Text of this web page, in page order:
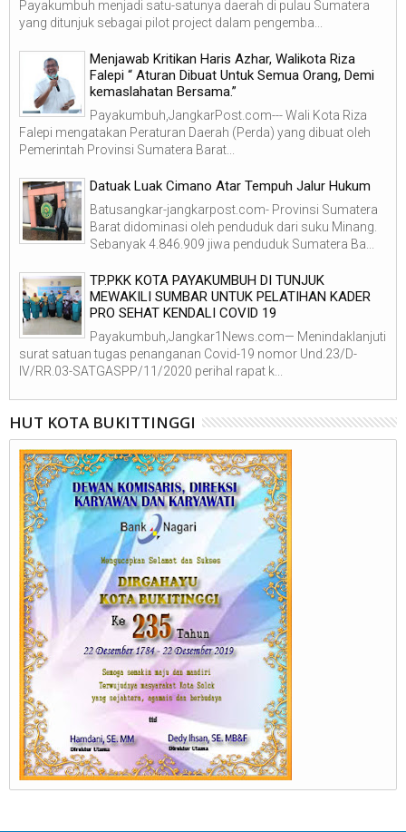
Payakumbuh menjadi satu-satunya daerah di pulau Sumatera
yang ditunjuk sebagai pilot project dalam pengemba...
Menjawab Kritikan Haris Azhar, Walikota Riza
Falepi “ Aturan Dibuat Untuk Semua Orang, Demi
kemaslahatan Bersama.”
Payakumbuh,JangkarPost.com--- Wali Kota Riza
Falepi mengatakan Peraturan Daerah (Perda) yang dibuat oleh
Pemerintah Provinsi Sumatera Barat...
Datuak Luak Cimano Atar Tempuh Jalur Hukum
Batusangkar-jangkarpost.com- Provinsi Sumatera
Barat didominasi oleh penduduk dari suku Minang.
Sebanyak 4.846.909 jiwa penduduk Sumatera Ba...
TP.PKK KOTA PAYAKUMBUH DI TUNJUK
MEWAKILI SUMBAR UNTUK PELATIHAN KADER
PRO SEHAT KENDALI COVID 19
Payakumbuh,Jangkar1News.com— Menindaklanjuti
surat satuan tugas penanganan Covid-19 nomor Und.23/D-
IV/RR.03-SATGASPP/11/2020 perihal rapat k...
HUT KOTA BUKITTINGGI